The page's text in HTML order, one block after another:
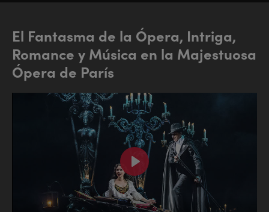
El Fantasma de la Ópera, Intriga,
Romance y Música en la Majestuosa
Ópera de París
Play